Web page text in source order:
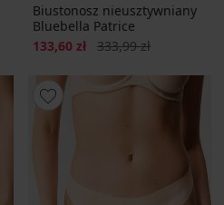
Biustonosz nieusztywniany
Bluebella Patrice
Zniżka
133,60 zł Pierwotna cena
333,99 zł